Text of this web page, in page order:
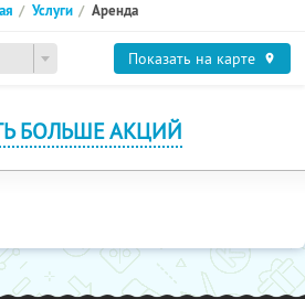
Услуги Аренда
Показать на карте
БОЛЬШЕ АКЦИЙ